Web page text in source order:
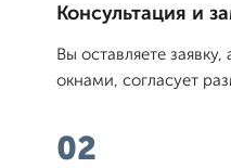
Консультация и
Вы оставляете
окнами, согласует
02